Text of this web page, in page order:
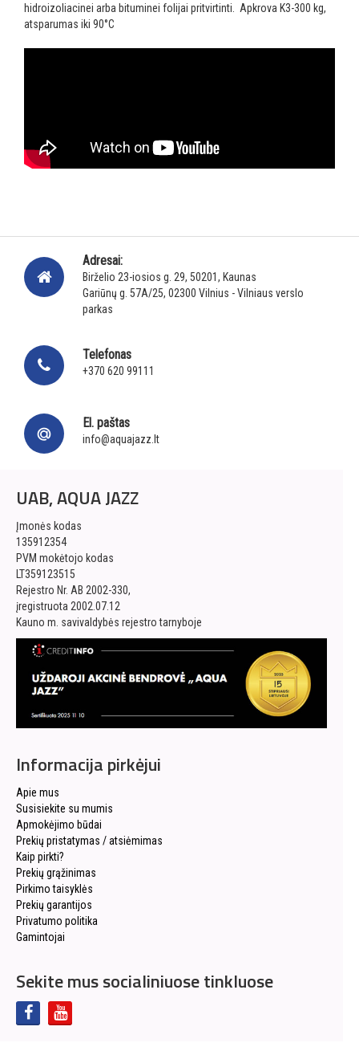
hidroizoliacinei arba bituminei folijai pritvirtinti. Apkrova K3-300 kg,
atsparumas iki 90°C
Adresai:
Birželio 23-iosios g. 29, 50201, Kaunas
Gariūnų g. 57A/25, 02300 Vilnius - Vilniaus verslo
parkas
Telefonas
+370 620 99111
El. paštas
info@aquajazz.lt
UAB, AQUA JAZZ
Įmonės kodas
135912354
PVM mokėtojo kodas
LT359123515
Rejestro Nr. AB 2002-330,
įregistruota 2002.07.12
Kauno m. savivaldybės rejestro tarnyboje
Informacija pirkėjui
Apie mus
Susisiekite su mumis
Apmokėjimo būdai
Prekių pristatymas / atsiėmimas
Kaip pirkti?
Prekių grąžinimas
Pirkimo taisyklės
Prekių garantijos
Privatumo politika
Gamintojai
Sekite mus socialiniuose tinkluose